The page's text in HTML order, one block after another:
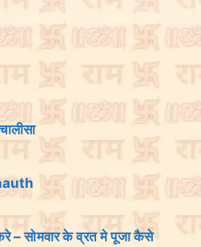
– सोमवार के व्रत मे पूजा कैसे